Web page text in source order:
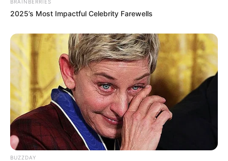
Quermania folgen: Impressum & Kontakt
Smartphone Startseite
Suchen:
BRAINBERRIES
2025’s Most Impactful Celebrity Farewells
BUZZDAY